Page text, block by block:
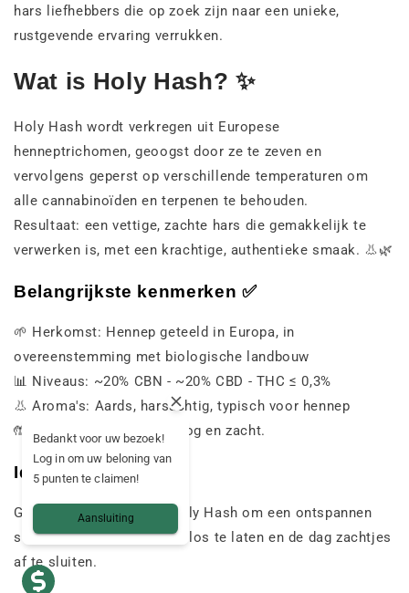
hars liefhebbers die op zoek zijn naar een unieke,
rustgevende ervaring verrukken.
Wat is Holy Hash? ✨
Holy Hash wordt verkregen uit Europese
henneptrichomen, geoogst door ze te zeven en
vervolgens geperst op verschillende temperaturen om
alle cannabinoïden en terpenen te behouden.
Resultaat: een vettige, zachte hars die gemakkelijk te
verwerken is, met een krachtige, authentieke smaak. 👃🌿
Belangrijkste kenmerken ✅
🌱 Herkomst: Hennep geteeld in Europa, in
overeenstemming met biologische landbouw
📊 Niveaus: ~20% CBN - ~20% CBD - THC ≤ 0,3%
👃 Aroma's: Aards, harsachtig, typisch voor hennep
🤲 Textuur: Olieachtig, droog en zacht.
Ideaal moment 🛌
Geniet 's avonds van je Holy Hash om een ontspannen
sfeer te creëren, spanning los te laten en de dag zachtjes
af te sluiten.
Bedankt voor uw bezoek!
Log in om uw beloning van
5 punten te claimen!
Aansluiting